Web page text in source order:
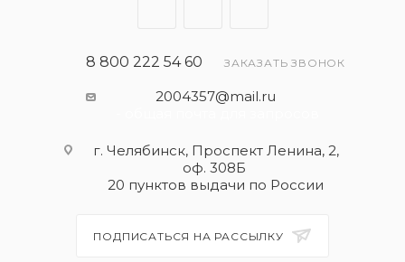
8 800 222 54 60 ЗАКАЗАТЬ ЗВОНОК
2004357@mail.ru
г. Челябинск, Проспект Ленина, 2,
оф. 308Б
20 пунктов выдачи по России
ПОДПИСАТЬСЯ НА РАССЫЛКУ